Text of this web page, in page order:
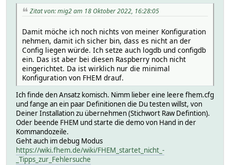
Zitat von: mig2 am 18 Oktober 2022, 16:28:05
Damit möche ich noch nichts von meiner Konfiguration
nehmen, damit ich sicher bin, dass es nicht an der
Config liegen würde. Ich setze auch logdb und configdb
ein. Das ist aber bei diesen Raspberry noch nicht
eingerichtet. Da ist wirklich nur die minimal
Konfiguration von FHEM drauf.
Ich finde den Ansatz komisch. Nimm lieber eine leere fhem.cfg
und fange an ein paar Definitionen die Du testen willst, von
Deiner Installation zu übernehmen (Stichwort Raw Defintion).
Oder beende FHEM und starte die demo von Hand in der
Kommandozeile.
Geht auch im debug Modus
https://wiki.fhem.de/wiki/FHEM_startet_nicht_-
_Tipps_zur_Fehlersuche